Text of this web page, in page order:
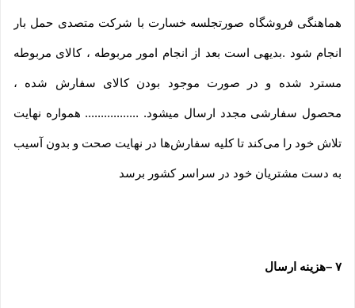
هماهنگی فروشگاه صورتجلسه خسارت با شرکت متصدی حمل بار
انجام شود .بدیهی است بعد از انجام امور مربوطه ، کالای مربوطه
مسترد شده و در صورت موجود بودن کالای سفارش شده ،
محصول سفارشی مجدد ارسال میشود. ................. همواره نهایت
تلاش خود را می‏‌کند تا کلیه سفارش‏‌ها در نهایت صحت و بدون آسیب
به دست مشتریان خود در سراسر کشور برسد
۷ –هزینه ارسال